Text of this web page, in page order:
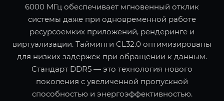
6000 МГц обеспечивает мгновенный отклик
системы даже при одновременной работе
ресурсоемких приложений, рендеринге и
виртуализации. Тайминги CL32.0 оптимизированы
для низких задержек при обращении к данным.
Стандарт DDR5 — это технология нового
поколения с увеличенной пропускной
способностью и энергоэффективностью.